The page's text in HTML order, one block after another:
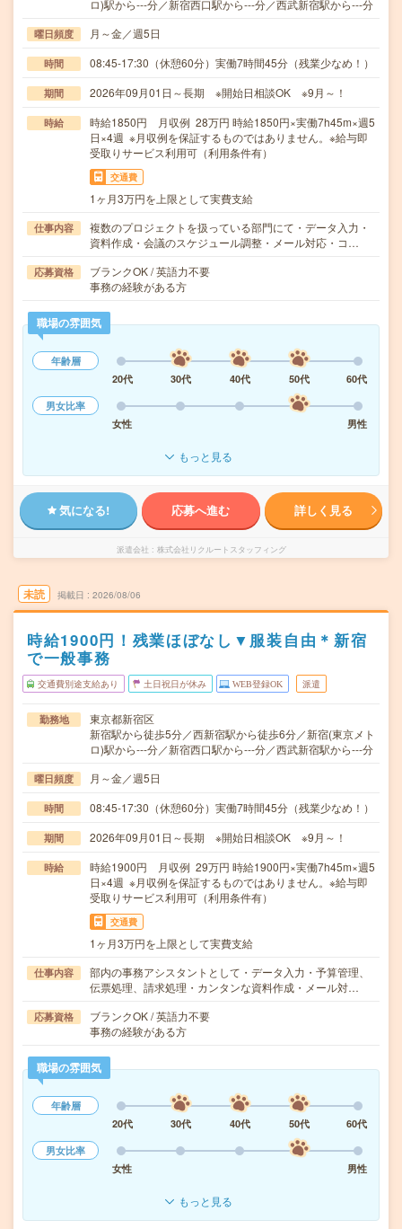
ロ)駅から---分／新宿西口駅から---分／西武新宿駅から---分
曜日頻度 月～金／週5日
時間 08:45-17:30（休憩60分）実働7時間45分（残業少なめ！）
期間 2026年09月01日～長期 ※開始日相談OK ※9月～！
時給
時給1850円 月収例 28万円 時給1850円×実働7h45m×週5
日×4週 ※月収例を保証するものではありません。※給与即
受取りサービス利用可（利用条件有）
交通費
1ヶ月3万円を上限として実費支給
仕事内容
複数のプロジェクトを扱っている部門にて・データ入力・
資料作成・会議のスケジュール調整・メール対応・コ…
応募資格
ブランクOK / 英語力不要
事務の経験がある方
職場の雰囲気
年齢層
20代
30代 40代 50代
60代
男女比率
女性
男性
もっと見る
気になる! 応募へ進む 詳しく見る
派遣会社 株式会社リクルートスタッフィング
未読 掲載日 2026/08/06
時給1900円！残業ほぼなし▼服装自由＊新宿
で一般事務
交通費別途支給あり 土日祝日が休み WEB登録OK 派遣
勤務地
東京都新宿区
新宿駅から徒歩5分／西新宿駅から徒歩6分／新宿(東京メト
ロ)駅から---分／新宿西口駅から---分／西武新宿駅から---分
曜日頻度 月～金／週5日
時間 08:45-17:30（休憩60分）実働7時間45分（残業少なめ！）
期間 2026年09月01日～長期 ※開始日相談OK ※9月～！
時給
時給1900円 月収例 29万円 時給1900円×実働7h45m×週5
日×4週 ※月収例を保証するものではありません。※給与即
受取りサービス利用可（利用条件有）
交通費
1ヶ月3万円を上限として実費支給
仕事内容
部内の事務アシスタントとして・データ入力・予算管理、
伝票処理、請求処理・カンタンな資料作成・メール対…
応募資格
ブランクOK / 英語力不要
事務の経験がある方
職場の雰囲気
年齢層
20代
30代 40代 50代
60代
男女比率
女性
男性
もっと見る